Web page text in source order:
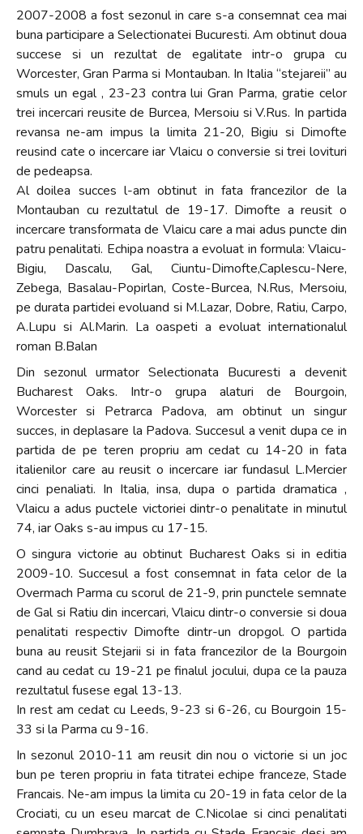
2007-2008 a fost sezonul in care s-a consemnat cea mai
buna participare a Selectionatei Bucuresti. Am obtinut doua
succese si un rezultat de egalitate intr-o grupa cu
Worcester, Gran Parma si Montauban. In Italia “stejareii” au
smuls un egal , 23-23 contra lui Gran Parma, gratie celor
trei incercari reusite de Burcea, Mersoiu si V.Rus. In partida
revansa ne-am impus la limita 21-20, Bigiu si Dimofte
reusind cate o incercare iar Vlaicu o conversie si trei lovituri
de pedeapsa.
Al doilea succes l-am obtinut in fata francezilor de la
Montauban cu rezultatul de 19-17. Dimofte a reusit o
incercare transformata de Vlaicu care a mai adus puncte din
patru penalitati. Echipa noastra a evoluat in formula: Vlaicu-
Bigiu, Dascalu, Gal, Ciuntu-Dimofte,Caplescu-Nere,
Zebega, Basalau-Popirlan, Coste-Burcea, N.Rus, Mersoiu,
pe durata partidei evoluand si M.Lazar, Dobre, Ratiu, Carpo,
A.Lupu si Al.Marin. La oaspeti a evoluat internationalul
roman B.Balan
Din sezonul urmator Selectionata Bucuresti a devenit
Bucharest Oaks. Intr-o grupa alaturi de Bourgoin,
Worcester si Petrarca Padova, am obtinut un singur
succes, in deplasare la Padova. Succesul a venit dupa ce in
partida de pe teren propriu am cedat cu 14-20 in fata
italienilor care au reusit o incercare iar fundasul L.Mercier
cinci penaliati. In Italia, insa, dupa o partida dramatica ,
Vlaicu a adus puctele victoriei dintr-o penalitate in minutul
74, iar Oaks s-au impus cu 17-15.
O singura victorie au obtinut Bucharest Oaks si in editia
2009-10. Succesul a fost consemnat in fata celor de la
Overmach Parma cu scorul de 21-9, prin punctele semnate
de Gal si Ratiu din incercari, Vlaicu dintr-o conversie si doua
penalitati respectiv Dimofte dintr-un dropgol. O partida
buna au reusit Stejarii si in fata francezilor de la Bourgoin
cand au cedat cu 19-21 pe finalul jocului, dupa ce la pauza
rezultatul fusese egal 13-13.
In rest am cedat cu Leeds, 9-23 si 6-26, cu Bourgoin 15-
33 si la Parma cu 9-16.
In sezonul 2010-11 am reusit din nou o victorie si un joc
bun pe teren propriu in fata titratei echipe franceze, Stade
Francais. Ne-am impus la limita cu 20-19 in fata celor de la
Crociati, cu un eseu marcat de C.Nicolae si cinci penalitati